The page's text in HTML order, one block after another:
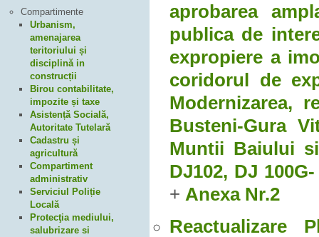
aprobarea
publica de
expropiere a
coridorul de
Modernizarea,
Busteni-Gura
Muntii Baiului
DJ102, DJ
+ Anexa Nr.2
Reactualizare
Compartimente
Urbanism,
amenajarea
teritoriului și
disciplină in
construcții
Birou contabilitate,
impozite și taxe
Asistență Socială,
Autoritate Tutelară
Cadastru și
agricultură
Compartiment
administrativ
Serviciul Poliție
Locală
Protecţia mediului,
salubrizare si